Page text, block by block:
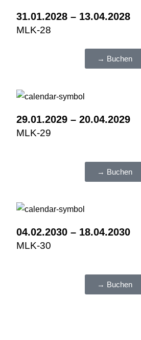
31.01.2028 – 13.04.2028
MLK-28
→ Buchen
29.01.2029 – 20.04.2029
MLK-29
→ Buchen
04.02.2030 – 18.04.2030
MLK-30
→ Buchen